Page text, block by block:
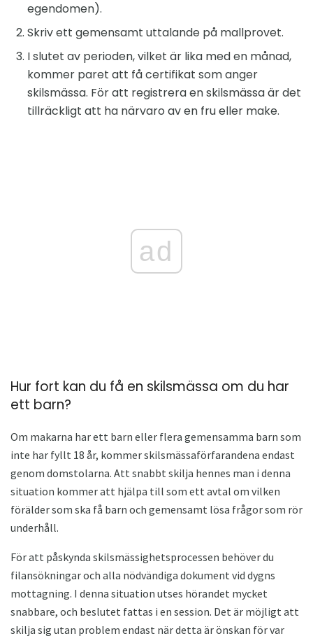
egendomen).
Skriv ett gemensamt uttalande på mallprovet.
I slutet av perioden, vilket är lika med en månad,
kommer paret att få certifikat som anger
skilsmässa. För att registrera en skilsmässa är det
tillräckligt att ha närvaro av en fru eller make.
ad
Hur fort kan du få en skilsmässa om du har
ett barn?
Om makarna har ett barn eller flera gemensamma barn som
inte har fyllt 18 år, kommer skilsmässaförfarandena endast
genom domstolarna. Att snabbt skilja hennes man i denna
situation kommer att hjälpa till som ett avtal om vilken
förälder som ska få barn och gemensamt lösa frågor som rör
underhåll.
För att påskynda skilsmässighetsprocessen behöver du
filansökningar och alla nödvändiga dokument vid dygns
mottagning. I denna situation utses hörandet mycket
snabbare, och beslutet fattas i en session. Det är möjligt att
skilja sig utan problem endast när detta är önskan för var